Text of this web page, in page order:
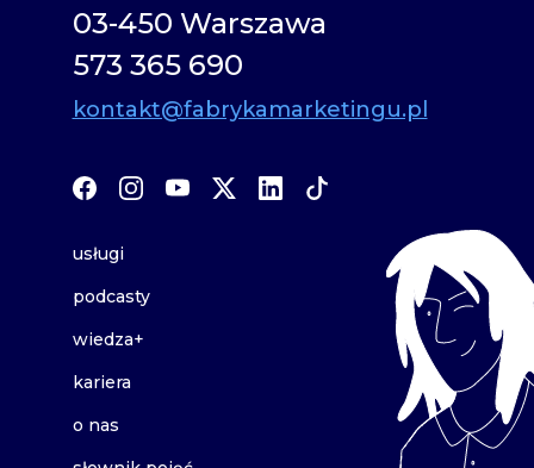
03-450 Warszawa
573 365 690
kontakt@fabrykamarketingu.pl
usługi
podcasty
wiedza+
kariera
o nas